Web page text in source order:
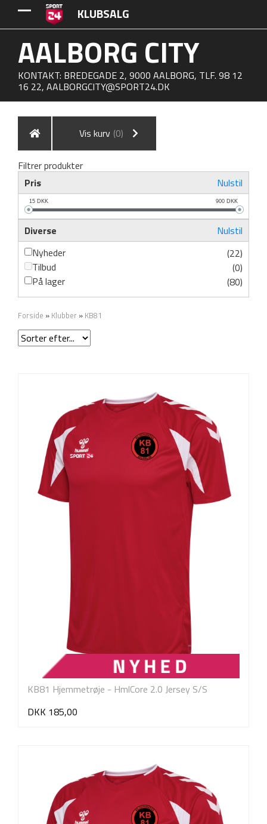
KLUBSALG
AALBORG CITY
KONTAKT: BREDEGADE 2, 9000 AALBORG, TLF. 98 12
16 22, AALBORGCITY@SPORT24.DK
Vis kurv (0)
Filtrer produkter
Pris
Nulstil
15 DKK 900 DKK
Diverse
Nulstil
Nyheder
(22)
Tilbud
(0)
På lager
(80)
Forside » Klubber » KB81
KB81 Hjemmetrøje - HmlCore 2.0 Jersey S/S
DKK 185,00